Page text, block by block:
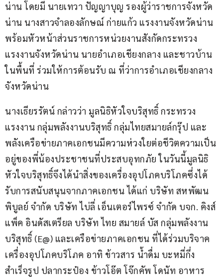
น่าน โดยมี นายเทวา ปัญญาบุญ รองผู้ว่าราชการจังหวัด
น่าน นางสาวจำลองลักษณ์ ก่ายแก้ว แรงงานจังหวัดน่าน
พร้อมหัวหน้าส่วนราชการหน่วยงานสังกัดกระทรวง
แรงงานจังหวัดน่าน นายอำเภอเชียงกลาง และชาวบ้าน
ในพื้นที่ ร่วมให้การต้อนรับ ณ ที่ว่าการอำเภอเชียงกลาง
จังหวัดน่าน
นางเธียรรัตน์ กล่าวว่า มูลนิธิหัวใจบริสุทธิ์ กระทรวง
แรงงาน กลุ่มพลังงานบริสุทธิ์ กลุ่มไทยสมายล์กรุ๊ป และ
พลังเครือข่ายภาคเอกชนมีความห่วงใยต่อชีวิตความเป็น
อยู่ของพี่น้องประชาชนที่ประสบอุทกภัย ในวันนี้มูลนิธิ
หัวใจบริสุทธิ์จึงได้นำสิ่งของเครื่องอุปโภคบริโภคซึ่งได้
รับการสนับสนุนจากภาคเอกชน ได้แก่ บริษัท สหพัฒน
พิบูลย์ จำกัด บริษัท ไบ่ลี่ เอ็นเตอร์ไพรซ์ จำกัด บจก. คิงส์
แพ็ค อินดัสเตรียล บริษัท ไทย สมายล์ บัส กลุ่มพลังงาน
บริสุทธิ์ (E@) และเครือข่ายภาคเอกชน ที่ได้ร่วมบริจาค
เครื่องอุปโภคบริโภค อาทิ ข้าวสาร น้ำดื่ม บะหมี่กึ่ง
สำเร็จรูป ปลากระป๋อง ข้าวโอ๊ต โจ๊กคัพ โดนัท อาหาร